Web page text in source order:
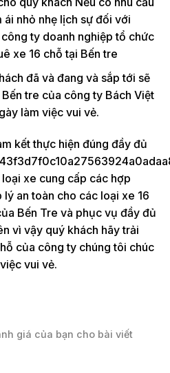
nhỏ nhẹ lịch sự đối với
ty doanh nghiệp tổ chức
xe 16 chỗ tại Bến tre
đã và đang và sắp tới sẽ
tre của công ty Bách Việt
làm việc vui vẻ.
kết thực hiện đúng đầy đủ
xe cung cấp các hợp
an toàn cho các loại xe 16
Bến Tre và phục vụ đầy đủ
vì vậy quý khách hãy trải
của công ty chúng tôi chúc
vui vẻ.
giá của bạn cho bài viết